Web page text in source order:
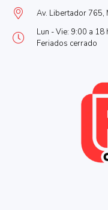
Av. Libertador 765,
Lun - Vie: 9:00 a
Feriados cerrado